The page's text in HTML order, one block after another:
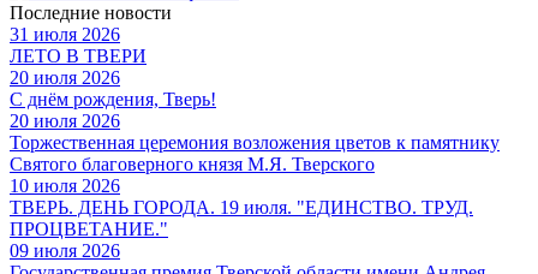
Последние новости
31 июля 2026
ЛЕТО В ТВЕРИ
20 июля 2026
С днём рождения, Тверь!
20 июля 2026
Торжественная церемония возложения цветов к памятнику
Святого благоверного князя М.Я. Тверского
10 июля 2026
ТВЕРЬ. ДЕНЬ ГОРОДА. 19 июля. "ЕДИНСТВО. ТРУД.
ПРОЦВЕТАНИЕ."
09 июля 2026